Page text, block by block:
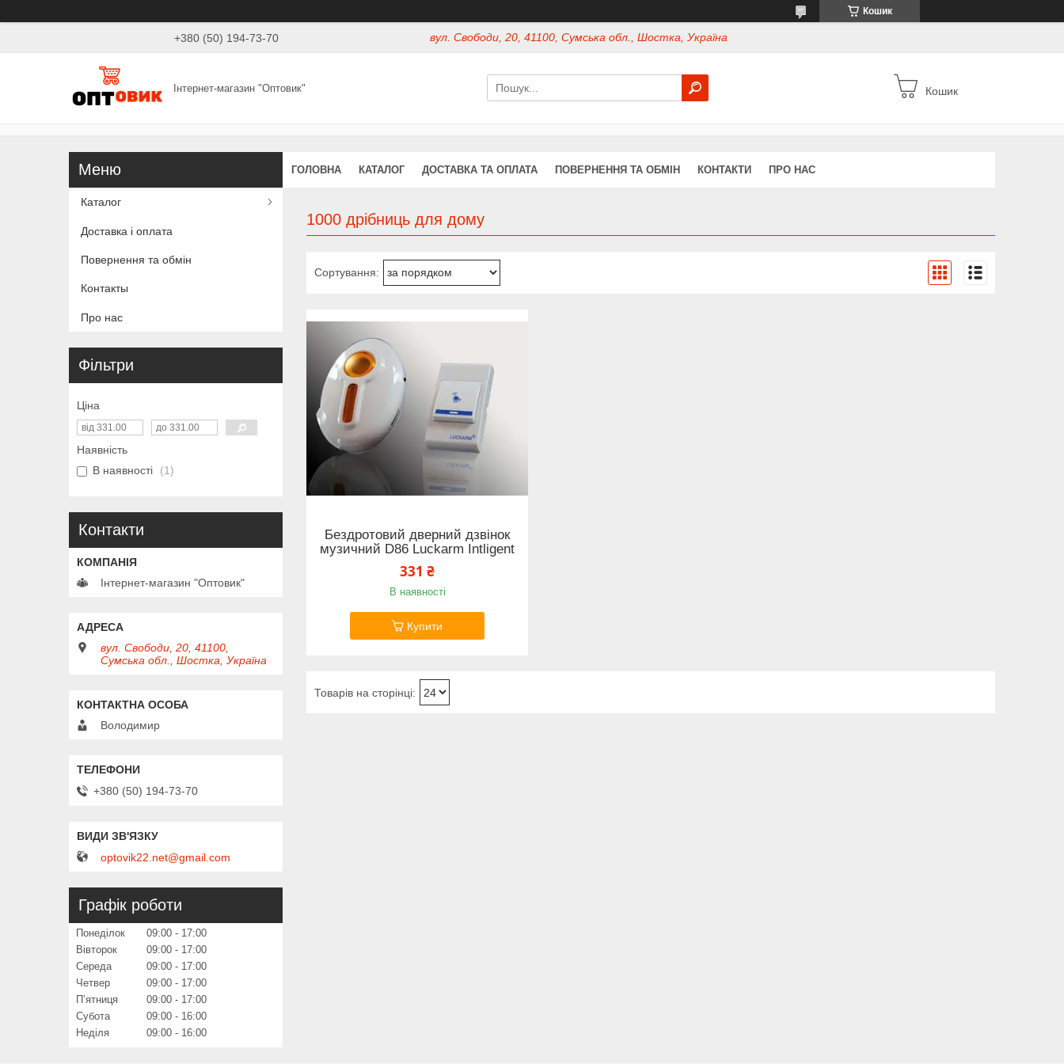
Кошик
+380 (50) 194-73-70 вул. Свободи, 20, 41100, Сумська обл., Шостка, Україна
Інтернет-магазин "Оптовик" Кошик
ГОЛОВНА КАТАЛОГ ДОСТАВКА ТА ОПЛАТА ПОВЕРНЕННЯ ТА ОБМІН КОНТАКТИ ПРО НАС
1000 дрібниць для дому
Бездротовий дверний дзвінок
музичний D86 Luckarm Intligent
331 ₴
В наявності
Купити
Каталог
Доставка і оплата
Повернення та обмін
Контакты
Про нас
Фільтри
Ціна
Наявність
В наявності
1
Контакти
Інтернет-магазин "Оптовик"
вул. Свободи, 20, 41100,
Сумська обл., Шостка, Україна
Володимир
+380 (50) 194-73-70
optovik22.net@gmail.com
Графік роботи
Понеділок 09:00
17:00
Вівторок
09:00
17:00
Середа
09:00
17:00
Четвер
09:00
17:00
Пʼятниця
09:00
17:00
Субота
09:00
16:00
Неділя
09:00 16:00